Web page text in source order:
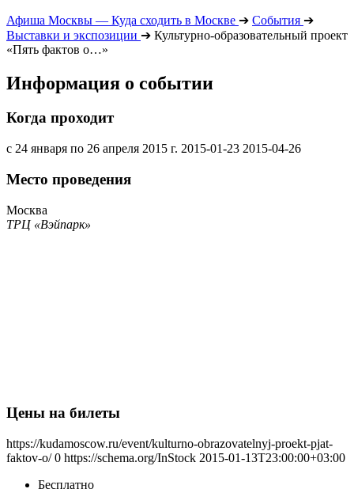
Афиша Москвы — Куда сходить в Москве ➔ События ➔
Выставки и экспозиции ➔ Культурно-образовательный проект
«Пять фактов о…»
Информация о событии
Когда проходит
с 24 января по 26 апреля 2015 г. 2015-01-23 2015-04-26
Место проведения
Москва
ТРЦ «Вэйпарк»
Цены на билеты
https://kudamoscow.ru/event/kulturno-obrazovatelnyj-proekt-pjat-
faktov-o/ 0 https://schema.org/InStock 2015-01-13T23:00:00+03:00
Бесплатно